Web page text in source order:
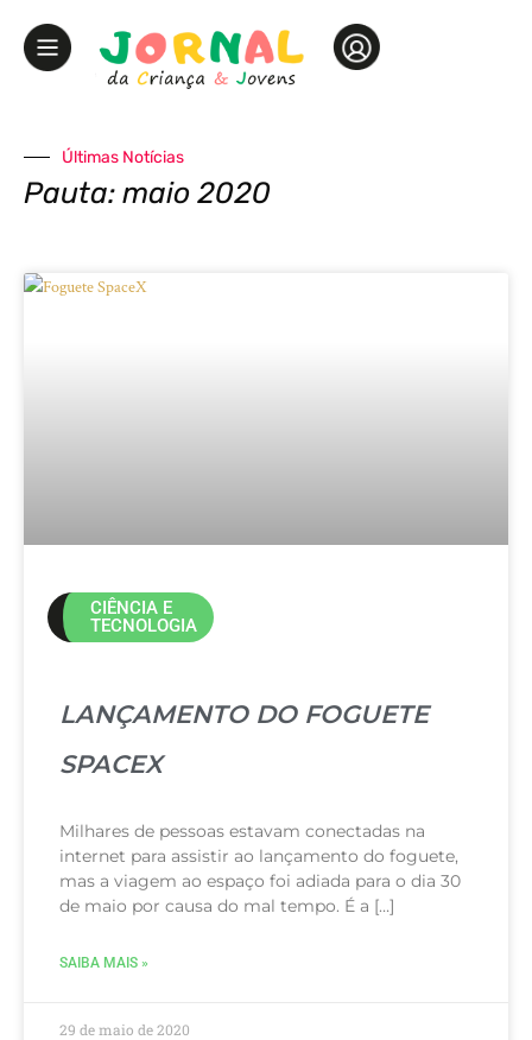
Últimas Notícias
Pauta: maio 2020
CIÊNCIA E
TECNOLOGIA
LANÇAMENTO DO FOGUETE
SPACEX
Milhares de pessoas estavam conectadas na
internet para assistir ao lançamento do foguete,
mas a viagem ao espaço foi adiada para o dia 30
de maio por causa do mal tempo. É a […]
SAIBA MAIS »
29 de maio de 2020